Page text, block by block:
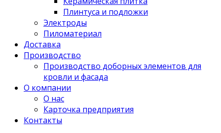
Плинтуса и подложки
Электроды
Пиломатериал
Доставка
Производство
Производство доборных элементов для
кровли и фасада
О компании
О нас
Карточка предприятия
Контакты